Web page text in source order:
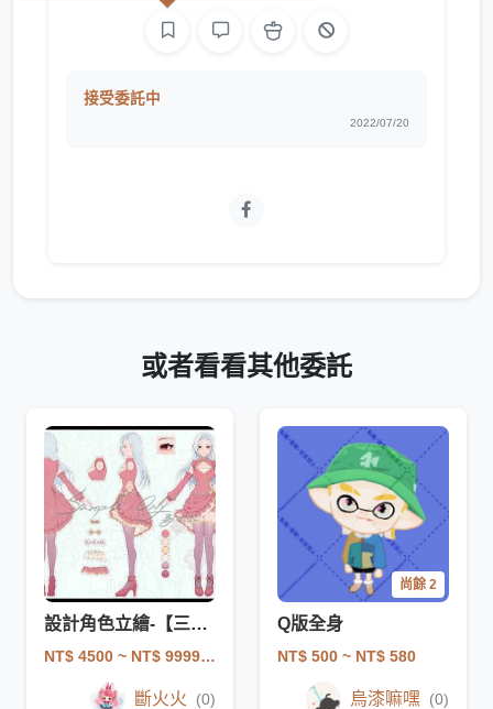
接受委託中
2022/07/20
或者看看其他委託
設計角色立繪-【三視圖】
NT$ 4500 ~ NT$ 999999
斷火火 (0)
尚餘 2
Q版全身
NT$ 500 ~ NT$ 580
烏漆嘛嘿 (0)